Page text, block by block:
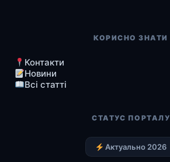
КОРИСНО ЗНАТИ
Контакти
Новини
Всі статті
СТАТУС ПОРТАЛУ
Актуально 2026